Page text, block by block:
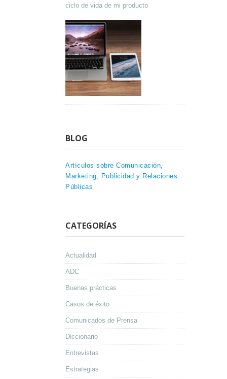
ciclo de vida de mi producto
BLOG
Artículos sobre Comunicación,
Marketing, Publicidad y Relaciones
Públicas
CATEGORÍAS
Actualidad
ADC
Buenas prácticas
Casos de éxito
Comunicados de Prensa
Diccionario
Entrevistas
Estrategias